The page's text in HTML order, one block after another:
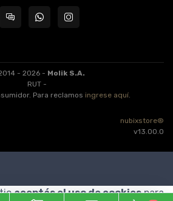
- 2026 - Molik S.A.
RUT -
Para reclamos ingrese aquí.
nubixstore®
v13.00.0
aceptás el uso de cookiespara